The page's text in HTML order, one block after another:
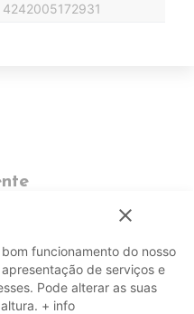
4242005172931
close
funcionamento do nosso
de serviços e
Pode alterar as suas
+ info